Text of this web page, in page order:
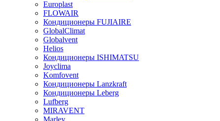
Europlast
FLOWAIR
Кондиционеры FUJIAIRE
GlobalClimat
Globalvent
Helios
Кондиционеры ISHIMATSU
Joyclima
Komfovent
Кондиционеры Lanzkraft
Кондиционеры Leberg
Lufberg
MIRAVENT
Marley